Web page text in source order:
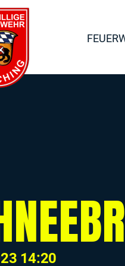
14:20